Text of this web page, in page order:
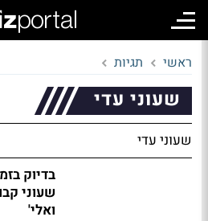
ראשי תגיות
שעוני עדי
שעוני עדי
בדיוק
שעוני
ואלי'